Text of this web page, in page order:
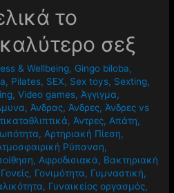
το
σεξ
& Wellbeing, Gingo biloba,
, Pilates, SEX, Sex toys, Sexting,
,Video games,Άγγιγμα,
,Άνδρας,Άνδρες,Άνδρες vs
,Άντρες,Απάτη,
,Αρτηριακή Πίεση,
Ρύπανση,
,Αφροδισιακά, Βακτηριακή
Γονείς, Γονιμότητα, Γυμναστική,
, Γυναικείος οργασμός,